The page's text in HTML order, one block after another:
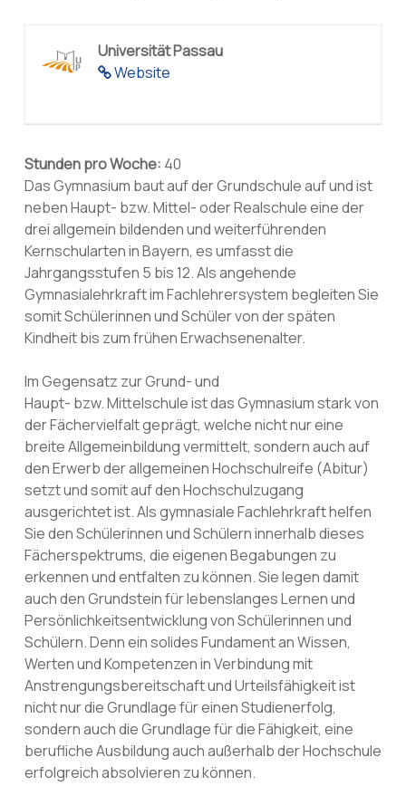
Website
Universität Passau
Stunden pro Woche: 40
Das Gymnasium baut auf der Grundschule auf und ist
neben Haupt- bzw. Mittel- oder Realschule eine der
drei allgemein bildenden und weiterführenden
Kernschularten in Bayern, es umfasst die
Jahrgangsstufen 5 bis 12. Als angehende
Gymnasialehrkraft im Fachlehrersystem begleiten Sie
somit Schülerinnen und Schüler von der späten
Kindheit bis zum frühen Erwachsenenalter.
Im Gegensatz zur Grund- und
Haupt- bzw. Mittelschule ist das Gymnasium stark von
der Fächervielfalt geprägt, welche nicht nur eine
breite Allgemeinbildung vermittelt, sondern auch auf
den Erwerb der allgemeinen Hochschulreife (Abitur)
setzt und somit auf den Hochschulzugang
ausgerichtet ist. Als gymnasiale Fachlehrkraft helfen
Sie den Schülerinnen und Schülern innerhalb dieses
Fächerspektrums, die eigenen Begabungen zu
erkennen und entfalten zu können. Sie legen damit
auch den Grundstein für lebenslanges Lernen und
Persönlichkeitsentwicklung von Schülerinnen und
Schülern. Denn ein solides Fundament an Wissen,
Werten und Kompetenzen in Verbindung mit
Anstrengungsbereitschaft und Urteilsfähigkeit ist
nicht nur die Grundlage für einen Studienerfolg,
sondern auch die Grundlage für die Fähigkeit, eine
berufliche Ausbildung auch außerhalb der Hochschule
erfolgreich absolvieren zu können.